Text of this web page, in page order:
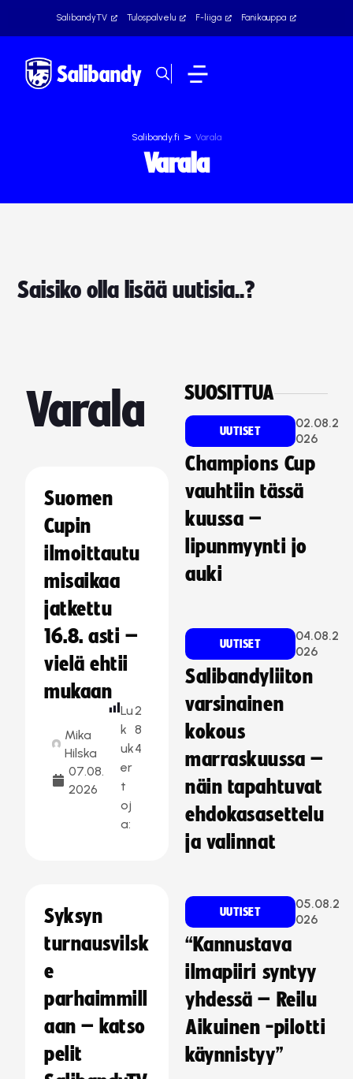
SalibandyTV Tulospalvelu F-liiga Fanikauppa
Salibandy.fi > Varala
Varala
Saisiko olla lisää uutisia..?
Varala
Suomen
Cupin
ilmoittautu
misaikaa
jatkettu
16.8. asti –
vielä ehtii
mukaan
Mika
Hilska
07.08.
2026
Lu
k
uk
er
t
oj
a:
2
8
4
Syksyn
turnausvilsk
e
parhaimmill
aan – katso
pelit
SUOSITTUA
UUTISET
02.08.2
026
Champions Cup
vauhtiin tässä
kuussa –
lipunmyynti jo
auki
UUTISET
04.08.2
026
Salibandyliiton
varsinainen
kokous
marraskuussa –
näin tapahtuvat
ehdokasasettelu
ja valinnat
UUTISET
05.08.2
026
“Kannustava
ilmapiiri syntyy
yhdessä – Reilu
Aikuinen -pilotti
käynnistyy”